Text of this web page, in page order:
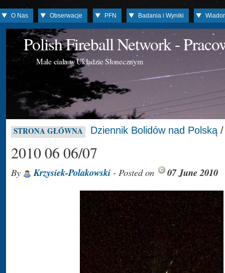
O Nas Obserwacje PFN Badania i Wyniki
Polish Fireball Network -
Małe ciała w Układzie Słonecznym
STRONA GŁÓWNA Dziennik Bolidów nad Polską
2010 06 06/07
By Krzysiek-Polakowski - Posted on 07 June 2010